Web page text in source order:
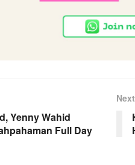
Yenny Wahid
Full Day